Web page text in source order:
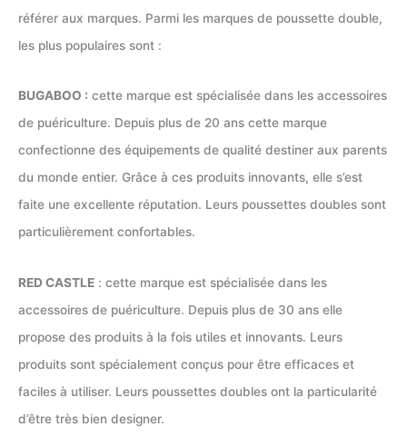
référer aux marques. Parmi les marques de poussette double,
les plus populaires sont :
BUGABOO : cette marque est spécialisée dans les accessoires
de puériculture. Depuis plus de 20 ans cette marque
confectionne des équipements de qualité destiner aux parents
du monde entier. Grâce à ces produits innovants, elle s’est
faite une excellente réputation. Leurs poussettes doubles sont
particulièrement confortables.
RED CASTLE : cette marque est spécialisée dans les
accessoires de puériculture. Depuis plus de 30 ans elle
propose des produits à la fois utiles et innovants. Leurs
produits sont spécialement conçus pour être efficaces et
faciles à utiliser. Leurs poussettes doubles ont la particularité
d’être très bien designer.